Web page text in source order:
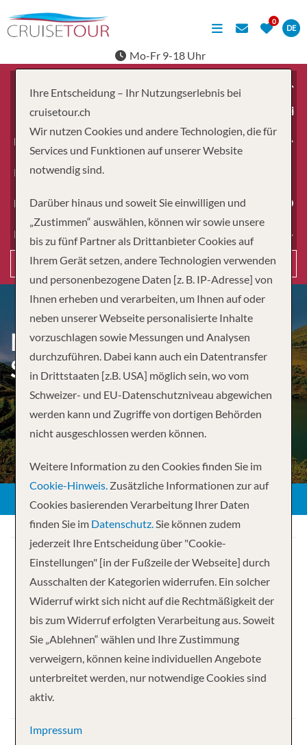
DE
Mo-Fr 9-18 Uhr
Erwachsene
Kinder
Dauer
Reiseart
Suchen
MADRID TO LISBON WITH
SECRETS OF THE DOURO
Ihre Kreuzfahrt
13 Nächte Emerald Radiance
Abfahrt
Ihre Entscheidung – Ihr Nutzungserlebnis bei
cruisetour.ch
Wir nutzen Cookies und andere Technologien, die für
Services und Funktionen auf unserer Website
notwendig sind.
Darüber hinaus und soweit Sie einwilligen und
„Zustimmen“ auswählen, können wir sowie unsere
bis zu fünf Partner als Drittanbieter Cookies auf
Ihrem Gerät setzen, andere Technologien verwenden
und personenbezogene Daten [z. B. IP-Adresse] von
Ihnen erheben und verarbeiten, um Ihnen auf oder
neben unserer Webseite personalisierte Inhalte
vorzuschlagen sowie Messungen und Analysen
durchzuführen. Dabei kann auch ein Datentransfer
in Drittstaaten [z.B. USA] möglich sein, wo vom
Schweizer- und EU-Datenschutzniveau abgewichen
werden kann und Zugriffe von dortigen Behörden
nicht ausgeschlossen werden können.
Weitere Information zu den Cookies finden Sie im
Cookie-Hinweis. Zusätzliche Informationen zur auf
Cookies basierenden Verarbeitung Ihrer Daten
finden Sie im Datenschutz.Sie können zudem
jederzeit Ihre Entscheidung über "Cookie-
Einstellungen" [in der Fußzeile der Webseite] durch
Ausschalten der Kategorien widerrufen. Ein solcher
Widerruf wirkt sich nicht auf die Rechtmäßigkeit der
bis zum Widerruf erfolgten Verarbeitung aus. Soweit
Sie „Ablehnen“ wählen und Ihre Zustimmung
verweigern, können keine individuellen Angebote
unterbreitet werden, nur notwendige Cookies sind
aktiv.
Impressum